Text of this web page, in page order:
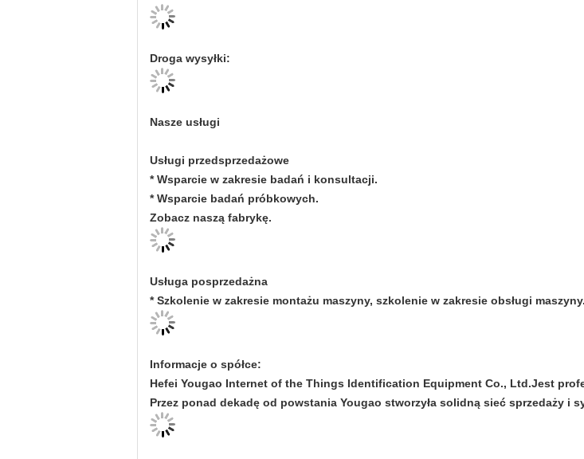
Droga wysyłki:
Nasze usługi
Usługi przedsprzedażowe
* Wsparcie w zakresie badań i konsultacji.
* Wsparcie badań próbkowych.
Zobacz naszą fabrykę.
Usługa posprzedażna
* Szkolenie w zakresie montażu maszyny, szkolenie w zakresie obsługi maszyny.
Informacje o spółce:
Hefei Yougao Internet of the Things Identification Equipment Co., Ltd.Jest
Przez ponad dekadę od powstania Yougao stworzyła solidną sieć